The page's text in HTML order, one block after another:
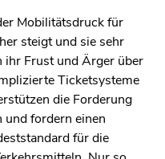
Mobilitätsdruck für
steigt und sie sehr
ihr Frust und Ärger über
Ticketsysteme
die Forderung
und fordern einen
für die